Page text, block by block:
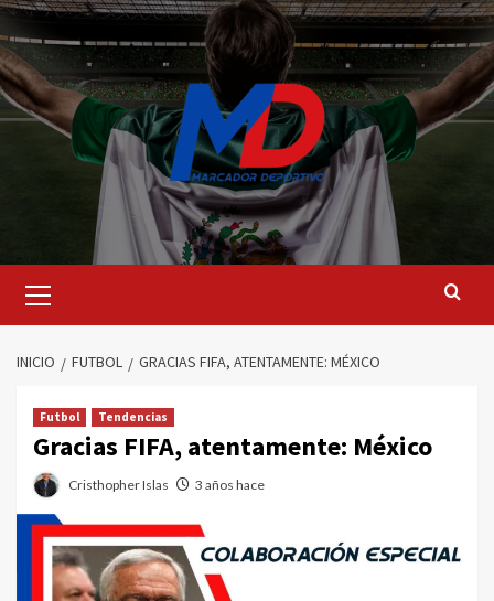
Saltar
al
contenido
principal
INICIO FUTBOL GRACIAS FIFA, ATENTAMENTE: MÉXICO
Futbol Tendencias
Gracias FIFA, atentamente: México
Cristhopher Islas 3 años hace